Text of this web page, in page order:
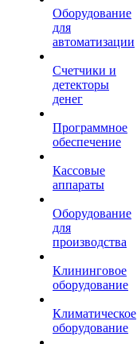
Оборудование
для
автоматизации
Счетчики и
детекторы
денег
Программное
обеспечение
Кассовые
аппараты
Оборудование
для
производства
Клининговое
оборудование
Климатическое
оборудование